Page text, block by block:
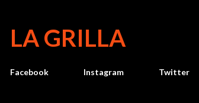
LA GRILLA
Facebook Instagram Twitter